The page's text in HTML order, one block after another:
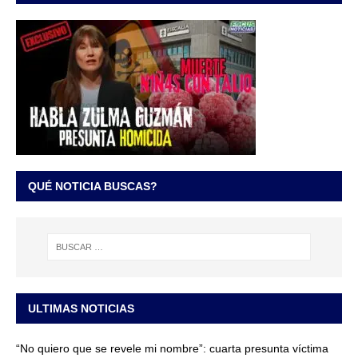
QUÉ NOTICIA BUSCAS?
ULTIMAS NOTICIAS
“No quiero que se revele mi nombre”: cuarta presunta víctima